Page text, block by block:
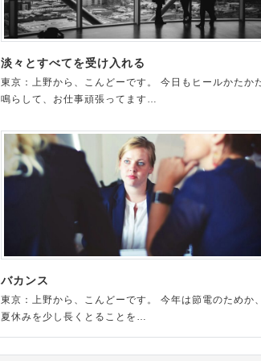
淡々とすべてを受け入れる
東京：上野から、こんどーです。 今日もヒールかたか
鳴らして、お仕事頑張ってます…
バカンス
東京：上野から、こんどーです。 今年は節電のためか
夏休みを少し長くとることを…